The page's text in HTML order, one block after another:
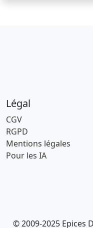
Légal
CGV
RGPD
Mentions légales
Pour les IA
© 2009-2025 Epices